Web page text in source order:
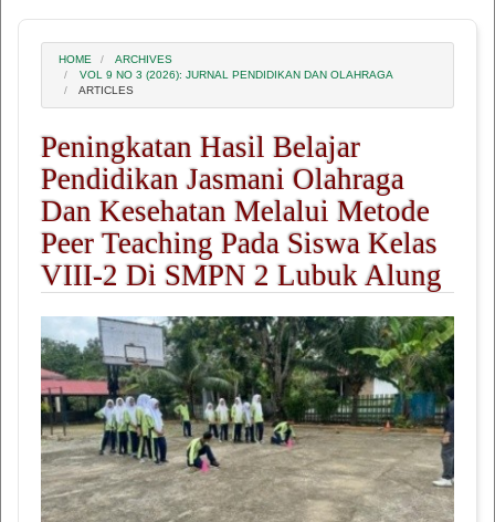
HOME
ARCHIVES
VOL 9 NO 3 (2026): JURNAL PENDIDIKAN DAN OLAHRAGA
ARTICLES
Peningkatan Hasil Belajar
Pendidikan Jasmani Olahraga
Dan Kesehatan Melalui Metode
Peer Teaching Pada Siswa Kelas
VIII-2 Di SMPN 2 Lubuk Alung